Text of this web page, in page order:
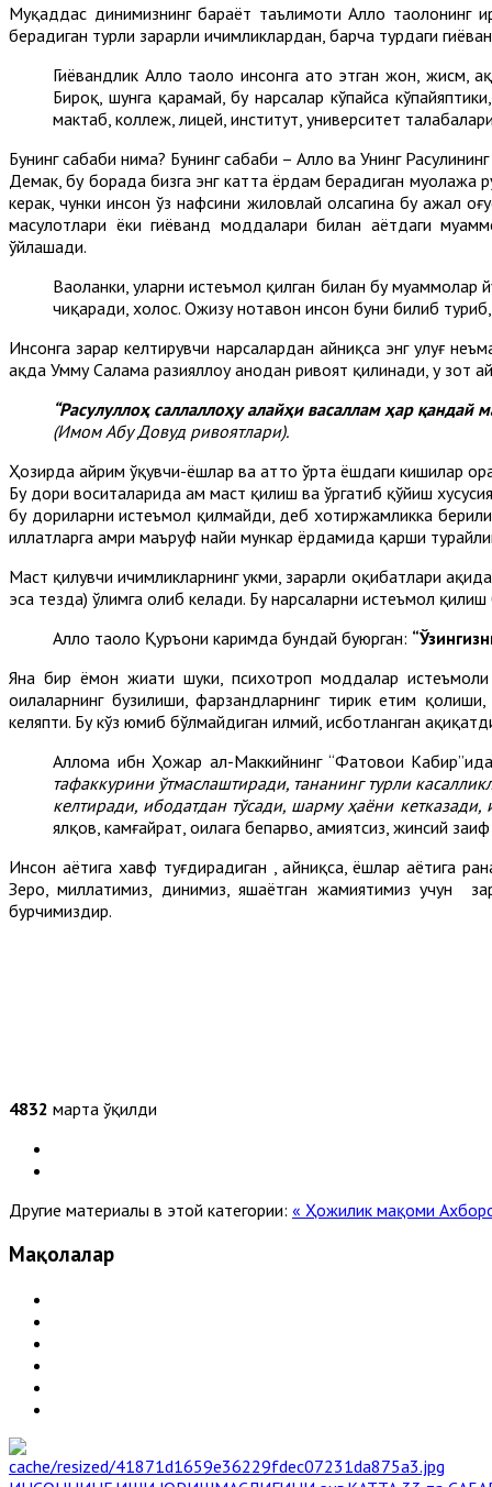
Муқаддас динимизнинг барҳаёт таълимоти Аллоҳ таолонинг
берадиган турли зарарли ичимликлардан, барча турдаги
Гиёҳвандлик Аллоҳ таолo инсонга ато этган жон, жисм,
Бироқ, шунга қарамай, бу нарсалар кўпайса
мактаб, коллеж, лицей, институт, университет
Бунинг сабаби нима? Бунинг сабаби – Аллоҳ ва Унинг
Демак, бу борада бизга энг катта ёрдам берадиган муолажа
керак, чунки инсон ўз нафсини жиловлай олсагина бу ажал
маҳсулотлари ёки гиёҳванд моддалари билан ҳаётдаги
ўйлашади.
Ваҳоланки, уларни истеъмол қилган билан бу
чиқаради, холос. Ожизу нотавон инсон буни билиб
Инсонга зарар келтирувчи нарсалардан айниқса энг улуғ
ҳақда Умму Салама разияллоҳу анҳодан ривоят қилинади, у зот
“Расулуллоҳ саллаллоҳу алайҳи васаллам ҳар
(Имом Абу Довуд ривоятлари).
Ҳозирда айрим ўқувчи-ёшлар ва ҳатто ўрта ёшдаги кишилар
Бу дори воситаларида ҳам маст қилиш ва ўргатиб қўйиш
бу дориларни истеъмол қилмайди, деб хотиржамликка
иллатларга амри маъруф наҳйи мункар ёрдамида қарши
Маст қилувчи ичимликларнинг ҳукми, зарарли оқибатлари
эса тезда) ўлимга олиб келади. Бу нарсаларни истеъмол
Аллоҳ таоло Қуръони каримда бундай буюрган:
Яна бир ёмон жиҳати шуки, психотроп моддалар
оилаларнинг бузилиши, фарзандларнинг тирик етим
келяпти. Бу кўз юмиб бўлмайдиган илмий, исботланган
Аллома ибн Ҳожар ал-Маккийнинг “Фатовои
тафаккурини ўтмаслаштиради, тананинг турли
келтиради, ибодатдан тўсади, шарму ҳаёни кетказади,
ялқов, камғайрат, оилага бепарво, ҳамиятсиз, жинсий
Инсон ҳаётига хавф туғдирадиган , айниқса, ёшлар ҳаётига
Зеро, миллатимиз, динимиз, яшаётган жамиятимиз учун
бурчимиздир.
4832 марта ўқилди
Другие материалы в этой категории: « Ҳожилик мақоми
Мақолалар